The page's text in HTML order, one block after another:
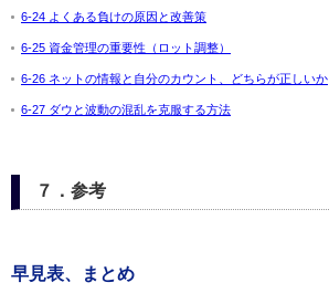
6-24 よくある負けの原因と改善策
6-25 資金管理の重要性（ロット調整）
6-26 ネットの情報と自分のカウント、どちらが正しいか
6-27 ダウと波動の混乱を克服する方法
７．参考
早見表、まとめ